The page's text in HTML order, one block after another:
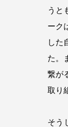
うと
ーク
した
た。
繋が
取り
そう